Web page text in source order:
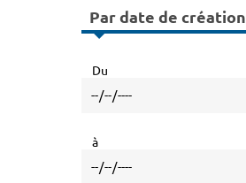
Par date de création
Du
à